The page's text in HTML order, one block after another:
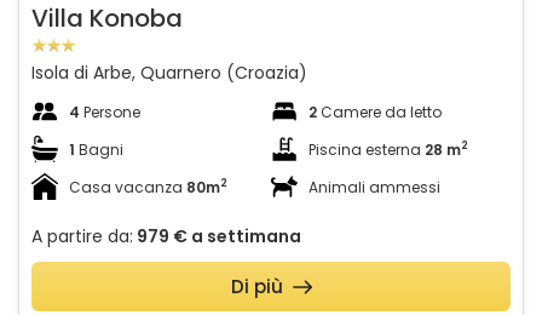
Villa Konoba
Isola di Arbe, Quarnero (Croazia)
4 Persone 2Camere da letto
1 Bagni Piscina esterna 28 m2
Casa vacanza 80m2 Animali ammessi
A partire da: 979 € a settimana
Di più